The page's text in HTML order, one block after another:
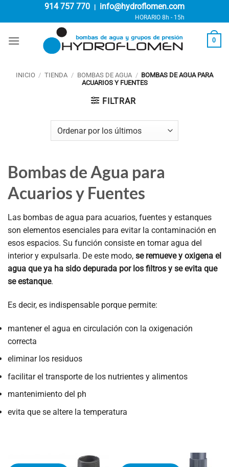
914 757 770 info@hydroflomen.com
HORARIO 8h - 15h
0
INICIO / TIENDA / BOMBAS DE AGUA / BOMBAS DE AGUA PARA
ACUARIOS Y FUENTES
FILTRAR
Bombas de Agua para
Acuarios y Fuentes
Las bombas de agua para acuarios, fuentes y estanques
son elementos esenciales para evitar la contaminación en
esos espacios. Su función consiste en tomar agua del
interior y expulsarla. De este modo, se remueve y oxigena el
agua que ya ha sido depurada por los filtros y se evita que
se estanque.
Es decir, es indispensable porque permite:
mantener el agua en circulación con la oxigenación
correcta
eliminar los residuos
facilitar el transporte de los nutrientes y alimentos
mantenimiento del ph
evita que se altere la temperatura